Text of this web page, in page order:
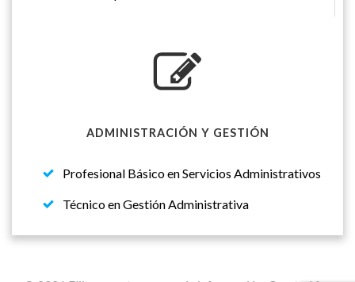
ADMINISTRACIÓN Y GESTIÓN
Profesional Básico en Servicios Administrativos
Técnico en Gestión Administrativa